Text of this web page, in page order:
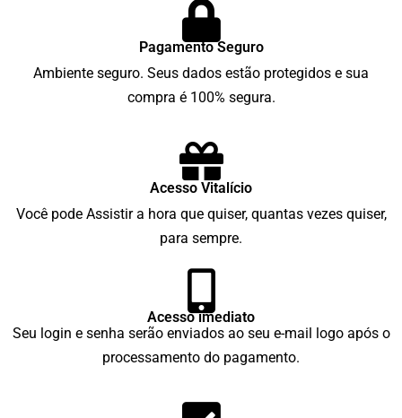
Pagamento Seguro
Ambiente seguro. Seus dados estão protegidos e sua
compra é 100% segura.
Acesso Vitalício
Você pode Assistir a hora que quiser, quantas vezes quiser,
para sempre.
Acesso imediato
Seu login e senha serão enviados ao seu e-mail logo após o
processamento do pagamento.